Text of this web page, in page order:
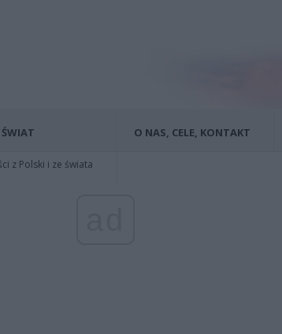
z Polski i ze świata
O NAS, CELE, KONTAKT